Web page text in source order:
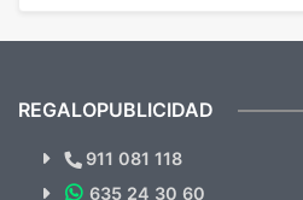
¿Quieres ver
Novedades y
REGALOPUBLICIDAD
911 081 118
635 24 30 60